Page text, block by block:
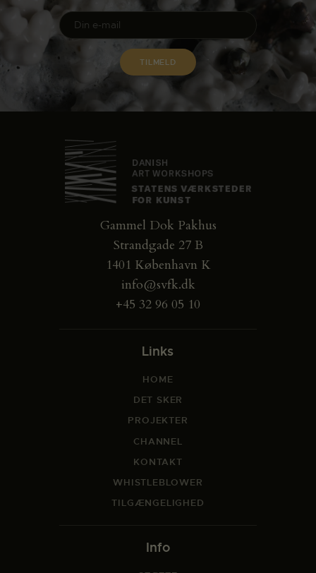
Gammel Dok Pakhus
Strandgade 27 B
1401 København K
info@svfk.dk
+45 32 96 05 10
Links
HOME
DET SKER
PROJEKTER
CHANNEL
KONTAKT
WHISTLEBLOWER
TILGÆNGELIGHED
Info